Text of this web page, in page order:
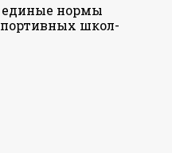
единые нормы
школ-